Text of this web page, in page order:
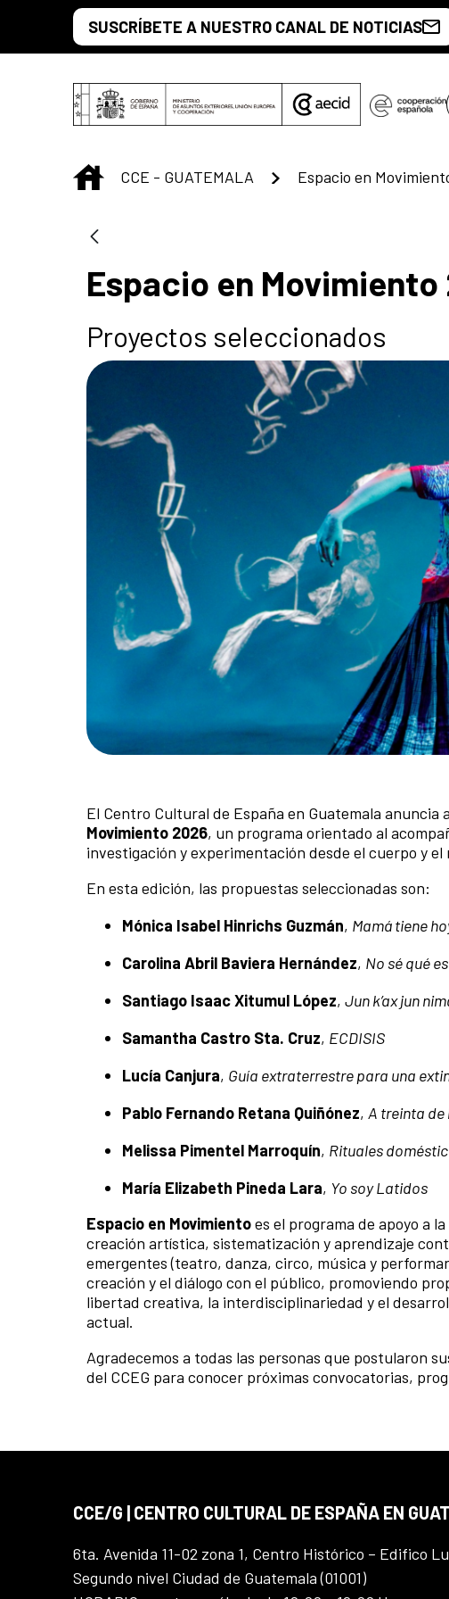
Saltar al contenido principal
SUSCRÍBETE A NUESTRO CANAL DE NOTICIAS
INICIO
CCE - GUATEMALA Espacio en
Espacio en Movimiento
Proyectos seleccionados
El Centro Cultural de España en Guatemala
Movimiento 2026, un programa orientado al
investigación y experimentación desde el cuerpo y el
En esta edición, las propuestas seleccionadas son:
Mónica Isabel Hinrichs Guzmán, Mamá tiene
Carolina Abril Baviera Hernández, No sé qué
Santiago Isaac Xitumul López, Jun k’ax jun
Samantha Castro Sta. Cruz, ECDISIS
Lucía Canjura, Guía extraterrestre para una
Pablo Fernando Retana Quiñónez, A treinta de
Melissa Pimentel Marroquín, Rituales
María Elizabeth Pineda Lara, Yo soy Latidos
Espacio en Movimientoes el programa de apoyo a
creación artística, sistematización y aprendizaje
emergentes (teatro, danza, circo, música y
creación y el diálogo con el público, promoviendo
libertad creativa, la interdisciplinariedad y el
actual.
Agradecemos a todas las personas que postularon
del CCEG para conocer próximas convocatorias,
CCE/G | CENTRO CULTURAL DE ESPAÑA EN
6ta. Avenida 11-02 zona 1, Centro Histórico – Edifico
Segundo nivel Ciudad de Guatemala (01001)